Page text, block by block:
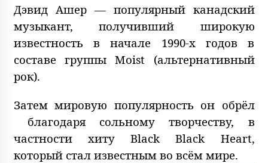
Дэвид Ашер — популярный канадский
музыкант, получивший широкую
известность в начале 1990-х годов в
составе группы Moist (альтернативный
рок).
Затем мировую популярность он обрёл
благодаря сольному творчеству, в
частности хиту Black Black Heart,
который стал известным во всём мире.